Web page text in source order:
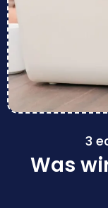
3
Was